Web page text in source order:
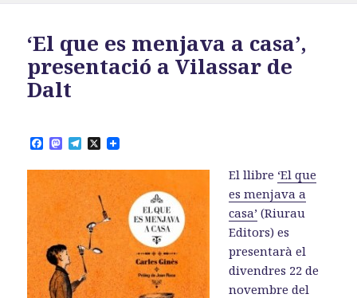
‘El que es menjava a casa’,
presentació a Vilassar de
Dalt
F
c
k
M
s
o
T
l
a
m
X
El llibre ‘El que
es menjava a
casa’ (Riurau
Editors) es
presentarà el
divendres 22 de
novembre del